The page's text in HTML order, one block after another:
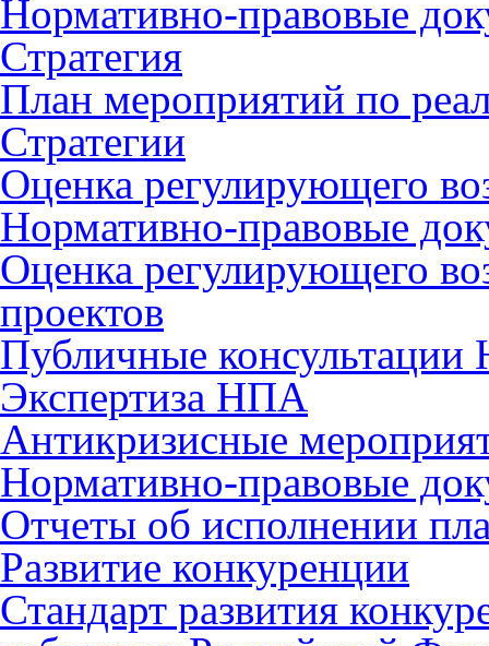
Нормативно-правовые
Стратегия
План мероприятий по
Стратегии
Оценка регулирующего
Нормативно-правовые
Оценка регулирующего
проектов
Публичные
Экспертиза НПА
Антикризисные
Нормативно-правовые
Отчеты об исполнении
Развитие конкуренции
Стандарт развития